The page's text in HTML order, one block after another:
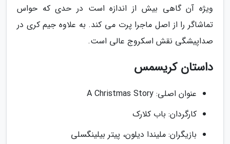
ویژه آن گاهی بیش از اندازه است در حدی که حواس
تماشاگر را از اصل ماجرا پرت می کند. به علاوه جیم کری در
صداپیشگی نقش اسکروج عالی است.
داستان کریسمس
عنوان اصلی: A Christmas Story
کارگردان: باب کلارک
بازیگران: ملیندا دیلون، پیتر بیلینگسلی